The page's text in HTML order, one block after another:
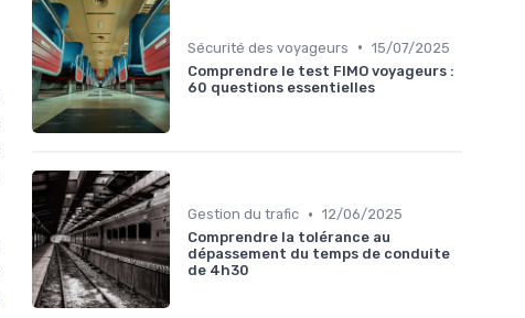
Sécurité des voyageurs • 15/07/2025
Comprendre le test FIMO voyageurs :
60 questions essentielles
Gestion du trafic • 12/06/2025
Comprendre la tolérance au
dépassement du temps de conduite
de 4h30